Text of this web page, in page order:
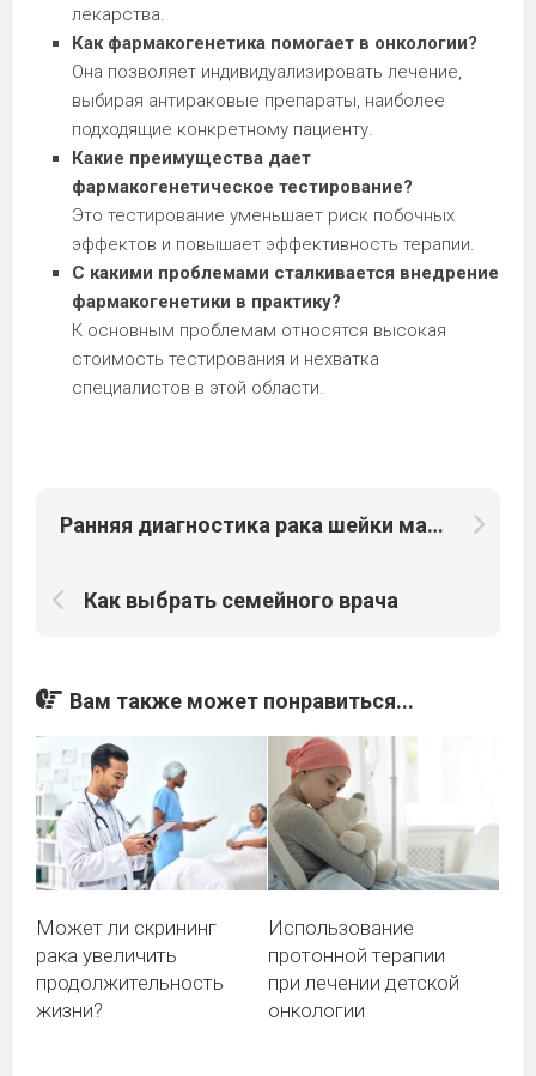
лекарства.
Как фармакогенетика помогает в онкологии?
Она позволяет индивидуализировать лечение,
выбирая антираковые препараты, наиболее
подходящие конкретному пациенту.
Какие преимущества дает
фармакогенетическое тестирование?
Это тестирование уменьшает риск побочных
эффектов и повышает эффективность терапии.
С какими проблемами сталкивается внедрение
фармакогенетики в практику?
К основным проблемам относятся высокая
стоимость тестирования и нехватка
специалистов в этой области.
Ранняя диагностика рака шейки матки
Как выбрать семейного врача
Вам также может понравиться...
Может ли скрининг
рака увеличить
продолжительность
жизни?
Использование
протонной терапии
при лечении детской
онкологии